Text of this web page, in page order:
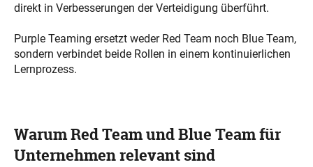
direkt in Verbesserungen der Verteidigung überführt.
Purple Teaming ersetzt weder Red Team noch Blue Team,
sondern verbindet beide Rollen in einem kontinuierlichen
Lernprozess.
Warum Red Team und Blue Team für
Unternehmen relevant sind